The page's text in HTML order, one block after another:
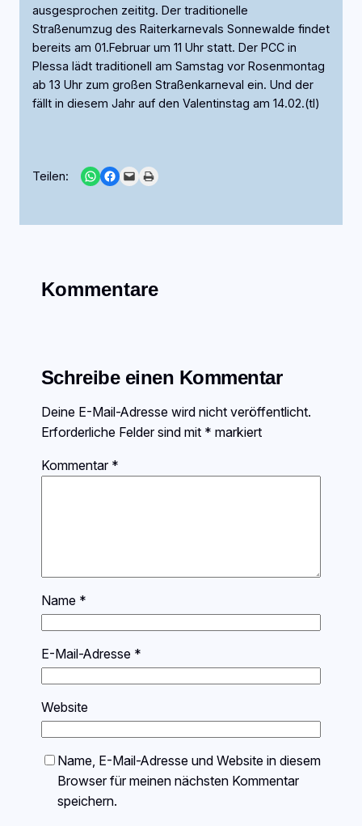
ausgesprochen zeititg. Der traditionelle
Straßenumzug des Raiterkarnevals Sonnewalde findet
bereits am 01.Februar um 11 Uhr statt. Der PCC in
Plessa lädt traditionell am Samstag vor Rosenmontag
ab 13 Uhr zum großen Straßenkarneval ein. Und der
fällt in diesem Jahr auf den Valentinstag am 14.02.(tl)
Teilen: Share on WhatsApp
Share on Facebook
Email this PagePrint this Page
Kommentare
Schreibe einen Kommentar
Deine E-Mail-Adresse wird nicht veröffentlicht.
Erforderliche Felder sind mit * markiert
Kommentar *
Name *
E-Mail-Adresse *
Website
Name, E-Mail-Adresse und Website in diesem
Browser für meinen nächsten Kommentar
speichern.